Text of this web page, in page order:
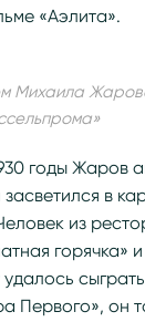
«Аэлита».
Михаила
годы Жаров
в
из
горячка»
Первого», он